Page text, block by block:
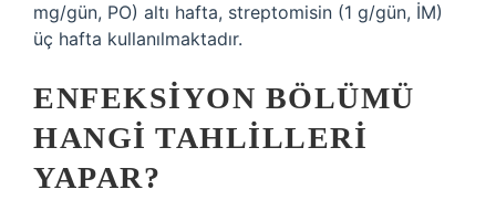
mg/gün, PO) altı hafta, streptomisin (1 g/gün, İM)
üç hafta kullanılmaktadır.
ENFEKSIYON BÖLÜMÜ
HANGI TAHLILLERI
YAPAR?